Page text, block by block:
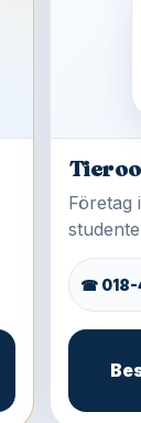
Företag
☎ 018-